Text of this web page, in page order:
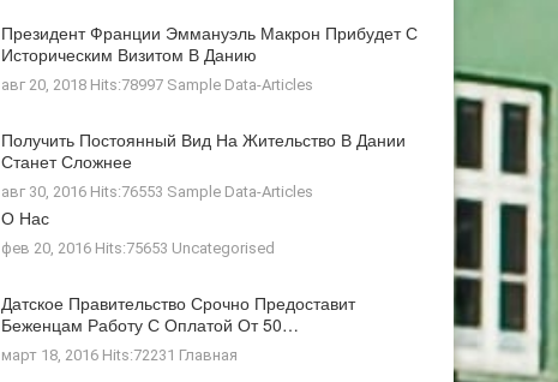
Президент Франции Эммануэль Макрон Прибудет С
Историческим Визитом В Данию
авг 20, 2018 Hits:78997 Sample Data-Articles
Получить Постоянный Вид На Жительство В Дании
Станет Сложнее
авг 30, 2016 Hits:76553 Sample Data-Articles
О Нас
фев 20, 2016 Hits:75653 Uncategorised
Датское Правительство Срочно Предоставит
Беженцам Работу С Оплатой От 50…
март 18, 2016 Hits:72231 Главная